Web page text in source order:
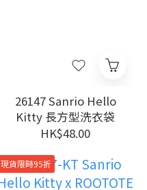
26147 Sanrio Hello
Kitty 長方型洗衣袋
HK$48.00
現貨限時95折